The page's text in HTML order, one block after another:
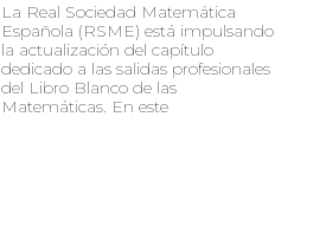
La Real Sociedad Matemática
Española (RSME) está impulsando
la actualización del capítulo
dedicado a las salidas profesionales
del Libro Blanco de las
Matemáticas. En este